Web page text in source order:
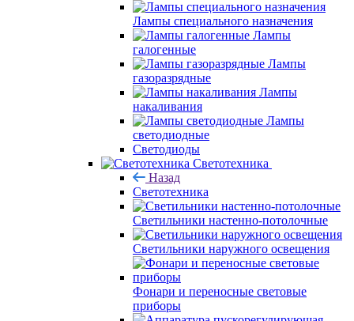
Лампы специального назначения
Лампы
галогенные
Лампы
газоразрядные
Лампы
накаливания
Лампы
светодиодные
Светодиоды
Светотехника
Назад
Светотехника
Светильники настенно-потолочные
Светильники наружного освещения
Фонари и переносные световые
приборы